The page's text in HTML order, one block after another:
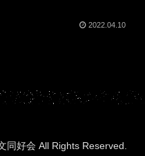
2022.04.10
好会 All Rights Reserved.